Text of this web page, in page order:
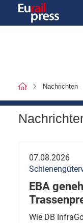
Nachrichten
07.08.2026
EBA
Wie DB